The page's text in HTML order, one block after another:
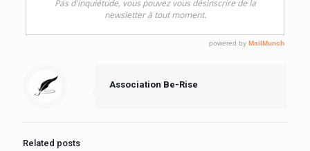
Association Be-Rise
Related posts